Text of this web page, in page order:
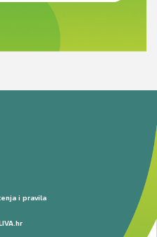
komorbiditeti, spolne
dijagnostike
praksi –
i pravila